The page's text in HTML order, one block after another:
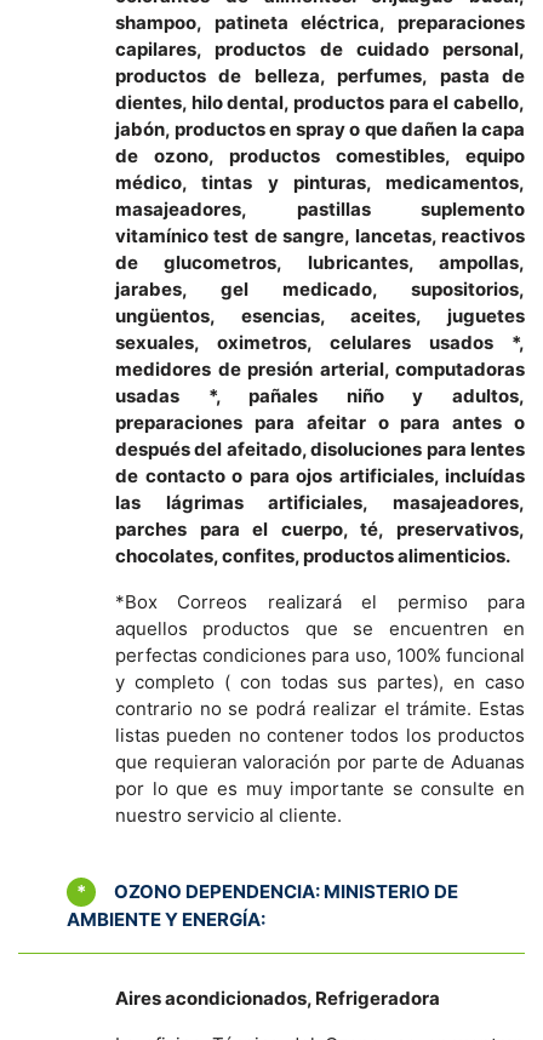
shampoo, patineta eléctrica, preparaciones
capilares, productos de cuidado personal,
productos de belleza, perfumes, pasta de
dientes, hilo dental, productos para el cabello,
jabón, productos en spray o que dañen la capa
de ozono, productos comestibles, equipo
médico, tintas y pinturas, medicamentos,
masajeadores, pastillas suplemento
vitamínico test de sangre, lancetas, reactivos
de glucometros, lubricantes, ampollas,
jarabes, gel medicado, supositorios,
ungüentos, esencias, aceites, juguetes
sexuales, oximetros, celulares usados *,
medidores de presión arterial, computadoras
usadas *, pañales niño y adultos,
preparaciones para afeitar o para antes o
después del afeitado, disoluciones para lentes
de contacto o para ojos artificiales, incluídas
las lágrimas artificiales, masajeadores,
parches para el cuerpo, té, preservativos,
chocolates, confites, productos alimenticios.
*Box Correos realizará el permiso para
aquellos productos que se encuentren en
perfectas condiciones para uso, 100% funcional
y completo ( con todas sus partes), en caso
contrario no se podrá realizar el trámite. Estas
listas pueden no contener todos los productos
que requieran valoración por parte de Aduanas
por lo que es muy importante se consulte en
nuestro servicio al cliente.
*
OZONO DEPENDENCIA: MINISTERIO DE
AMBIENTE Y ENERGÍA:
Aires acondicionados, Refrigeradora